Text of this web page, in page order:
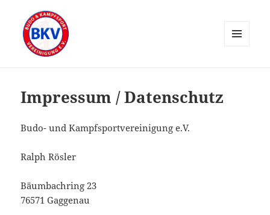
Impressum / Datenschutz
Budo- und Kampfsportvereinigung e.V.
Ralph Rösler
Bäumbachring 23
76571 Gaggenau